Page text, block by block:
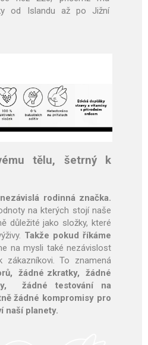
od Islandu až po Jižní
tělu, šetrný k
nezávislá rodinná značka.
na kterých stojí naše
důležité jako složky, které
Takže pokud říkáme
na mysli také nezávislost
To znamená
žádné zkratky, žádné
žádné testování na
žádné kompromisy pro
naší planety.